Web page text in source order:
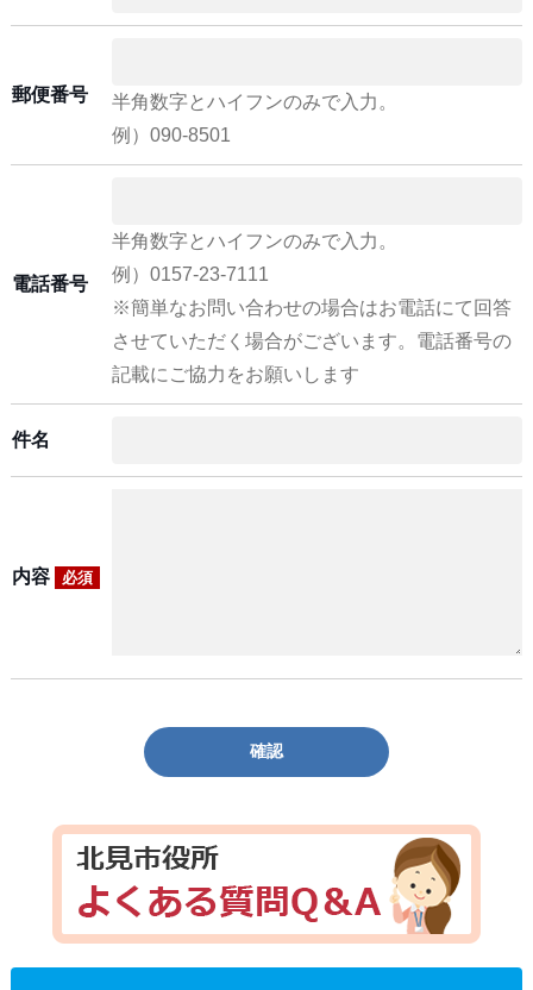
郵便番号
半角数字とハイフンのみで入力。
例）090-8501
電話番号
半角数字とハイフンのみで入力。
例）0157-23-7111
※簡単なお問い合わせの場合はお電話にて回答
させていただく場合がございます。電話番号の
記載にご協力をお願いします
件名
内容 必須
確認